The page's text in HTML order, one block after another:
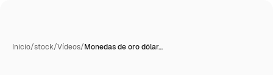
Inicio/stock/Vídeos/Monedas de oro dólar…